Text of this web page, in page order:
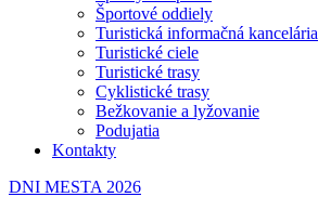
Športové oddiely
Turistická informačná kancelária
Turistické ciele
Turistické trasy
Cyklistické trasy
Bežkovanie a lyžovanie
Podujatia
Kontakty
DNI MESTA 2026